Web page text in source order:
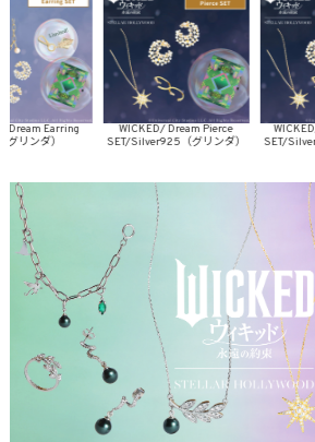
Earring
ンダ）
WICKED/ Dream Pierce
SET/Silver925（グリンダ）
WICKED/
SET/